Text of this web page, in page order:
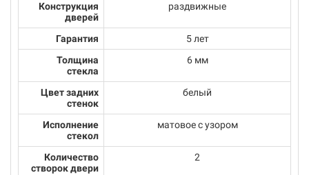
Конструкция
дверей
раздвижные
Гарантия
5 лет
Толщина
стекла
6 мм
Цвет задних
стенок
белый
Исполнение
стекол
матовое с узором
Количество
створок двери
2